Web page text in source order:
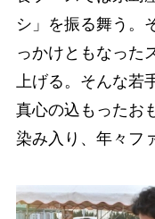
シ」を振る舞う。
っかけともなった
上げる。そんな若
真心の込もったお
染み入り、年々フ